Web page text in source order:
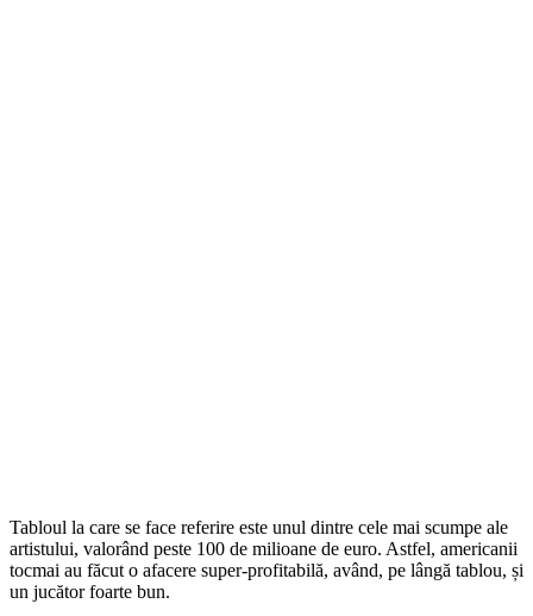
Tabloul la care se face referire este unul dintre cele mai scumpe ale
artistului, valorând peste 100 de milioane de euro. Astfel, americanii
tocmai au făcut o afacere super-profitabilă, având, pe lângă tablou, și
un jucător foarte bun.